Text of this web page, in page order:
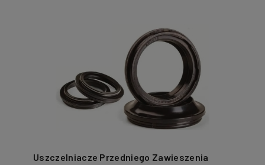
Uszczelniacze Przedniego Zawieszenia